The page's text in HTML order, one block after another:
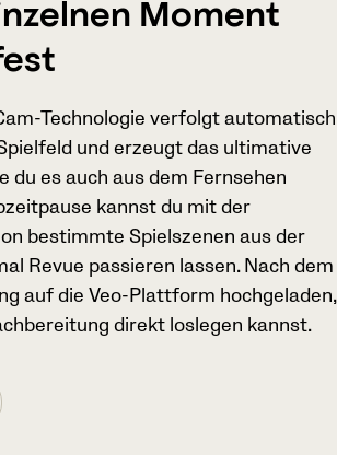
Moment
Technologie verfolgt automatisch
und erzeugt das ultimative
du es auch aus dem Fernsehen
kannst du mit der
bestimmte Spielszenen aus der
Revue passieren lassen. Nach dem
auf die Veo-Plattform hochgeladen,
direkt loslegen kannst.